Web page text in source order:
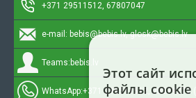
+371 29511512, 67807047
e-mail: bebis@bebis.lv, glosk@bebis.lv
Teams: bebis.lv
WhatsApp:+371 295511512, 20579272
Этот сайт
файлы cookie